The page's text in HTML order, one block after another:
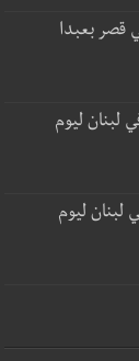
قصر بعبدا
لبنان ليوم
لبنان ليوم